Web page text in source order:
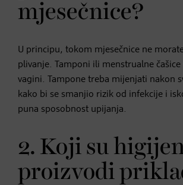
mjesečnice?
U principu, tokom mjesečnice ne
plivanje. Tamponi ili menstrualne
vagini. Tampone treba mijenjati nakon
kako bi se smanjio rizik od infekcije i
puna sposobnost upijanja.
2. Koji su
proizvodi